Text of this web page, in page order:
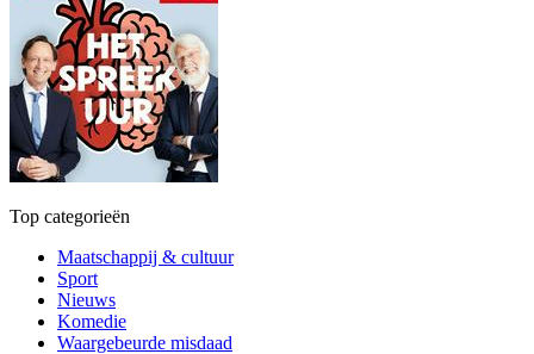
Top categorieën
Maatschappij & cultuur
Sport
Nieuws
Komedie
Waargebeurde misdaad